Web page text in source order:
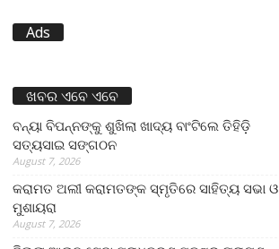
Ads
ଖବର ଏବେ ଏବେ
ବନ୍ୟା ବିପନ୍ନଙ୍କୁ ଶୁଖିଲା ଖାଦ୍ୟ ବାଂଟିଲେ ତିହିଡି଼
ସତ୍ୟସାଇ ସଙ୍ଗଠନ
August 7, 2026
କରାମତ ଅଲୀ କରାମତଙ୍କ ସ୍ମୃତିରେ ସାହିତ୍ୟ ସଭା ଓ
ମୁଶାୟରା
August 7, 2026